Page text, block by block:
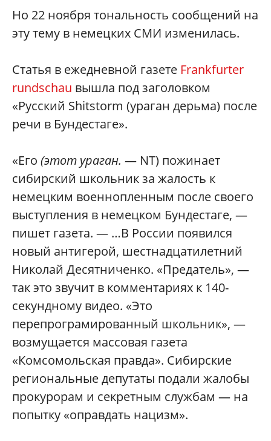
Но 22 ноября тональность сообщений на
эту тему в немецких СМИ изменилась.
Статья в ежедневной газете Frankfurter
rundschau вышла под заголовком
«Русский Shitstorm (ураган дерьма) после
речи в Бундестаге».
«Его (этот ураган. — NT) пожинает
сибирский школьник за жалость к
немецким военнопленным после своего
выступления в немецком Бундестаге, —
пишет газета. — …В России появился
новый антигерой, шестнадцатилетний
Николай Десятниченко. «Предатель», —
так это звучит в комментариях к 140-
секундному видео. «Это
перепрограмированный школьник», —
возмущается массовая газета
«Комсомольская правда». Сибирские
региональные депутаты подали жалобы
прокурорам и секретным службам — на
попытку «оправдать нацизм».